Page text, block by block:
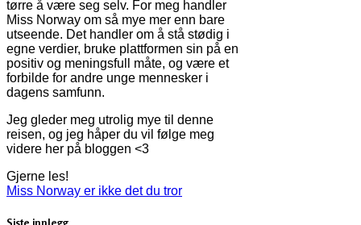
tørre å være seg selv. For meg handler
Miss Norway om så mye mer enn bare
utseende. Det handler om å stå stødig i
egne verdier, bruke plattformen sin på en
positiv og meningsfull måte, og være et
forbilde for andre unge mennesker i
dagens samfunn.
Jeg gleder meg utrolig mye til denne
reisen, og jeg håper du vil følge meg
videre her på bloggen <3
Gjerne les!
Miss Norway er ikke det du tror